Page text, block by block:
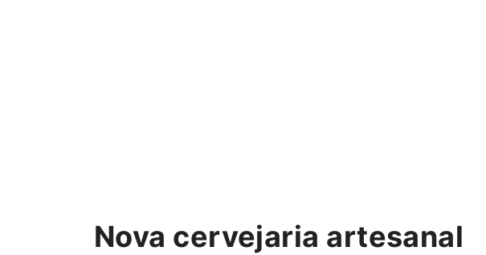
Nova cervejaria artesanal